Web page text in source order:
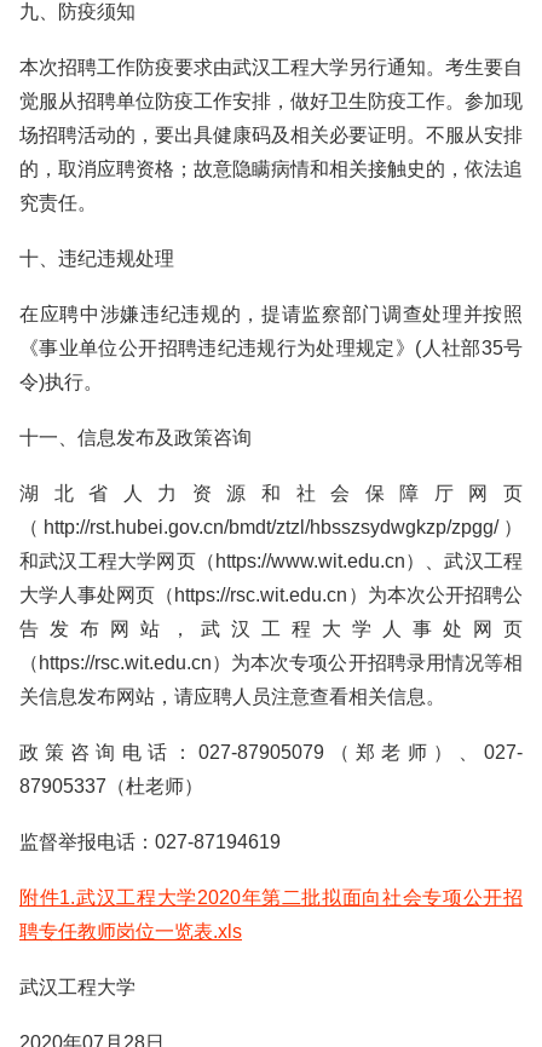
九、防疫须知
本次招聘工作防疫要求由武汉工程大学另行通知。考生要自
觉服从招聘单位防疫工作安排，做好卫生防疫工作。参加现
场招聘活动的，要出具健康码及相关必要证明。不服从安排
的，取消应聘资格；故意隐瞒病情和相关接触史的，依法追
究责任。
十、违纪违规处理
在应聘中涉嫌违纪违规的，提请监察部门调查处理并按照
《事业单位公开招聘违纪违规行为处理规定》(人社部35号
令)执行。
十一、信息发布及政策咨询
湖北省人力资源和社会保障厅网页
（http://rst.hubei.gov.cn/bmdt/ztzl/hbsszsydwgkzp/zpgg/）
和武汉工程大学网页（https://www.wit.edu.cn）、武汉工程
大学人事处网页（https://rsc.wit.edu.cn）为本次公开招聘公
告发布网站，武汉工程大学人事处网页
（https://rsc.wit.edu.cn）为本次专项公开招聘录用情况等相
关信息发布网站，请应聘人员注意查看相关信息。
政策咨询电话：027-87905079（郑老师）、027-
87905337（杜老师）
监督举报电话：027-87194619
附件1.武汉工程大学2020年第二批拟面向社会专项公开招
聘专任教师岗位一览表.xls
武汉工程大学
2020年07月28日